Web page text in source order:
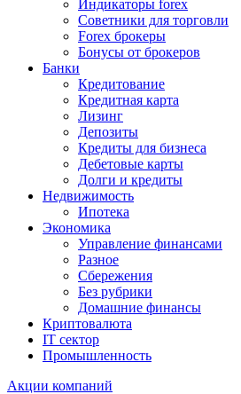
Индикаторы forex
Советники для торговли
Forex брокеры
Бонусы от брокеров
Банки
Кредитование
Кредитная карта
Лизинг
Депозиты
Кредиты для бизнеса
Дебетовые карты
Долги и кредиты
Недвижимость
Ипотека
Экономика
Управление финансами
Разное
Сбережения
Без рубрики
Домашние финансы
Криптовалюта
IT сектор
Промышленность
Акции компаний